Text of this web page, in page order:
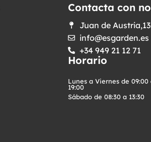
Contacta con
Juan de
info@esgarden.es
+34 949 21 12 71
Horario
Lunes a Viernes de 09:00
19:00
Sábado de 08:30 a 13:30